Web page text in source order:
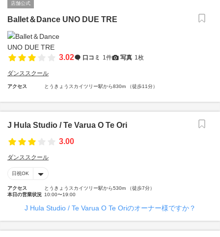
店舗公式
Ballet＆Dance UNO DUE TRE
3.02 口コミ 1件 写真 1枚
ダンススクール
アクセス とうきょうスカイツリー駅から830m （徒歩11分）
J Hula Studio / Te Varua O Te Ori
3.00
ダンススクール
日祝OK
アクセス
とうきょうスカイツリー駅から530m （徒歩7分）
本日の営業状況 10:00〜19:00
J Hula Studio / Te Varua O Te Oriのオーナー様ですか？